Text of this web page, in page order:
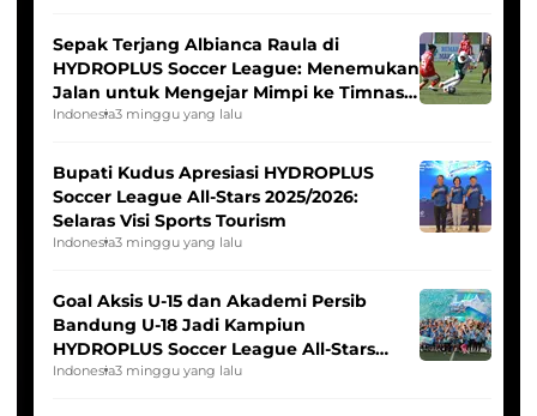
Sepak Terjang Albianca Raula di
HYDROPLUS Soccer League: Menemukan
Jalan untuk Mengejar Mimpi ke Timnas
Indonesia Putri
Indonesia3 minggu yang lalu
Bupati Kudus Apresiasi HYDROPLUS
Soccer League All-Stars 2025/2026:
Selaras Visi Sports Tourism
Indonesia3 minggu yang lalu
Goal Aksis U-15 dan Akademi Persib
Bandung U-18 Jadi Kampiun
HYDROPLUS Soccer League All-Stars
2025/2026
Indonesia3 minggu yang lalu